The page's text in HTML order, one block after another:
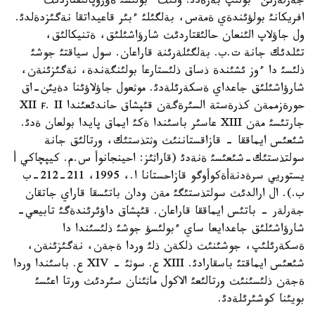
افريكانئ بولؤئندةي ةمةس، بةلگئلئ ءبئر قاعيداتقا نةگئزدةلدئ.
ول جاؤلاپ الئنعان حالئقتاردئث شارؤاشئلئق، ةتنيكالئق،
تئلدئك جانة ت.ب. بةلگئلةرئنة قاراعان. سول سياقتئ جوشئ
ذلئسئ دا ءوز ئشئندة ذساق ذلئستارعا بولئنگةندة، نةگئزئنةن،
شارؤاشئلئق جاعداي ةسكةرئلةدئ. موثعول جاؤلاؤئنا دةيئن-اق
حورةزممةن كذرةستة السئرةگةن قئپشاق حاندئعئندا XII ғ. II
جارتئسئ مةن XIII عاسئر باسئندا ةكئ ايماق پايدا بولعان ةدئ.
شئعئس ايماققا - قازاقستاننئث وثتذستئك، ورتالئق جانة
سولتذستئك-شئعئسئ ةنةدئ (قاراثئز: احينجانوأ س.م. كيپچاكي أ
يستوريي سرةدنةأةكوأوگو قازاحستانا ا.، 1995، 211-212-ب
ب.). ال ارالدئث سولتذستئگئ مةن ودان باتئسقا قاراي جاتقان
جةرلةر - باتئس ايماققا قاراعان. قئپشاق داؤئرئندةگئ تابيعي-
شارؤاشئلئق جاعدايعا ساي ءبولئسؤ جوشئ ذلئسئندا دا
ةسكةرئلئپ، جوشئنئث ذلكةن ذلئ وردا ةجةن، نةگئزئنةن،
شئعئس ايماقتئ باسقارادئ. XIII ع. سوثئ - XIV ع. باسئندا وردا
ةجةن ذلئسئنئث ورتالئعئ الاكول ماثئنان سئردئث ورتا اعئسئ
بويئنا كوشئرئلةدئ.